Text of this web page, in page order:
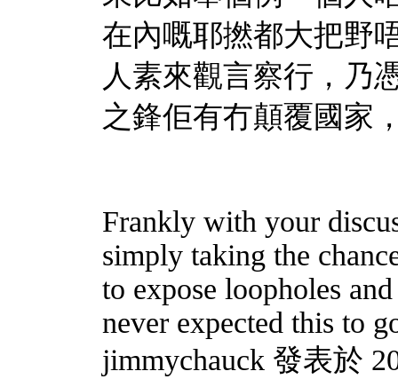
在內嘅耶撚都大把野
人素來觀言察行，乃
之鋒佢有冇顛覆國家
Frankly with your
simply taking the
to expose loopholes
never expected this to
jimmychauck 發表於